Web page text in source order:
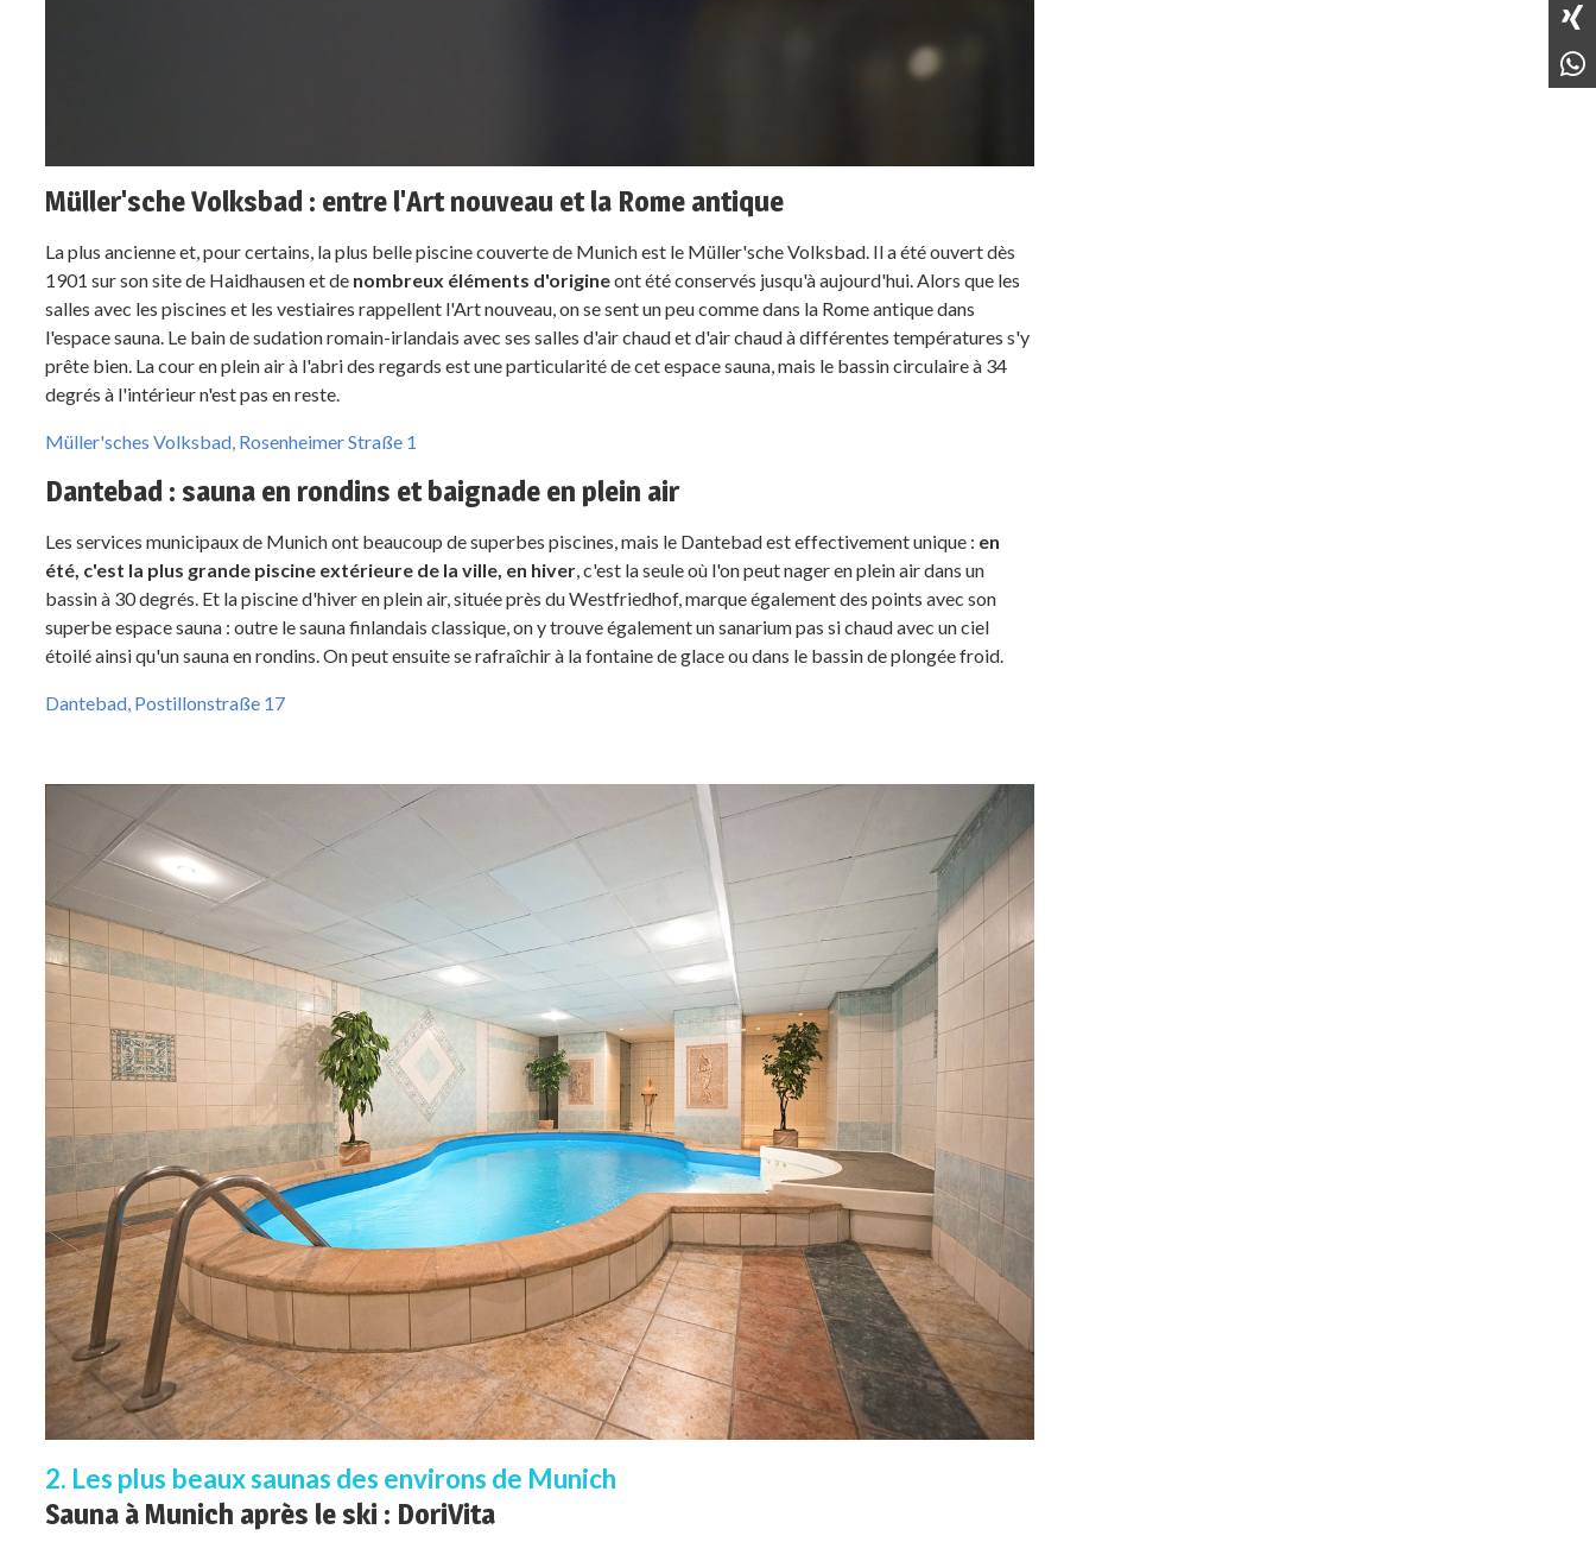
Müller'sche Volksbad : entre l'Art nouveau et la Rome antique
La plus ancienne et, pour certains, la plus belle piscine couverte de Munich est le Müller'sche Volksbad. Il a été ouvert dès
1901 sur son site de Haidhausen et de nombreux éléments d'origineont été conservés jusqu'à aujourd'hui. Alors que les
salles avec les piscines et les vestiaires rappellent l'Art nouveau, on se sent un peu comme dans la Rome antique dans
l'espace sauna. Le bain de sudation romain-irlandais avec ses salles d'air chaud et d'air chaud à différentes températures s'y
prête bien. La cour en plein air à l'abri des regards est une particularité de cet espace sauna, mais le bassin circulaire à 34
degrés à l'intérieur n'est pas en reste.
Müller'sches Volksbad, Rosenheimer Straße 1
Dantebad : sauna en rondins et baignade en plein air
Les services municipaux de Munich ont beaucoup de superbes piscines, mais le Dantebad est effectivement unique : en
été, c'est la plus grande piscine extérieure de la ville, en hiver, c'est la seule où l'on peut nager en plein air dans un
bassin à 30 degrés. Et la piscine d'hiver en plein air, située près du Westfriedhof, marque également des points avec son
superbe espace sauna : outre le sauna finlandais classique, on y trouve également un sanarium pas si chaud avec un ciel
étoilé ainsi qu'un sauna en rondins. On peut ensuite se rafraîchir à la fontaine de glace ou dans le bassin de plongée froid.
Dantebad, Postillonstraße 17
2. Les plus beaux saunas des environs de Munich
Sauna à Munich après le ski : DoriVita